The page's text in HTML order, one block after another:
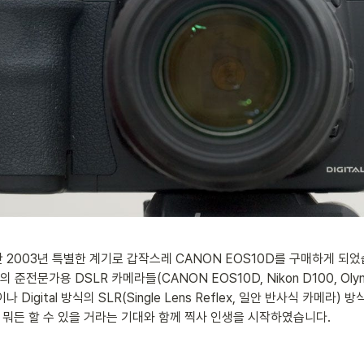
2003년 특별한 계기로 갑작스레 CANON EOS10D를 구매하게 되
준전문가용 DSLR 카메라들(CANON EOS10D, Nikon D100,
나 Digital 방식의 SLR(Single Lens Reflex, 일안 반사식 카메라) 방
든 할 수 있을 거라는 기대와 함께 찍사 인생을 시작하였습니다.